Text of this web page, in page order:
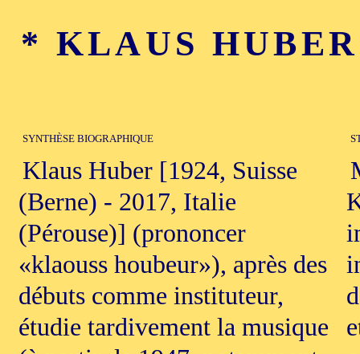
* KLAUS
SYNTHÈSE BIOGRAPHIQUE
Klaus Huber [1924, Suisse
(Berne) - 2017, Italie
(Pérouse)] (prononcer
«klaouss houbeur»), après des
débuts comme instituteur,
étudie tardivement la musique